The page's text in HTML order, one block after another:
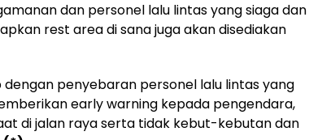
dan personel lalu lintas yang siaga dan
rest area di sana juga akan disediakan
penyebaran personel lalu lintas yang
early warning kepada pengendara,
di jalan raya serta tidak kebut-kebutan dan